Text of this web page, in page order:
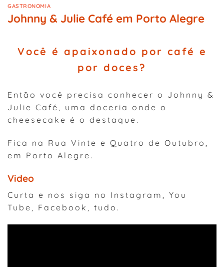
GASTRONOMIA
Johnny & Julie Café em Porto Alegre
Você é apaixonado por café e
por doces?
Então você precisa conhecer o Johnny &
Julie Café, uma doceria onde o
cheesecake é o destaque.
Fica na Rua Vinte e Quatro de Outubro,
em Porto Alegre.
Video
Curta e nos siga no Instagram, You
Tube, Facebook, tudo.